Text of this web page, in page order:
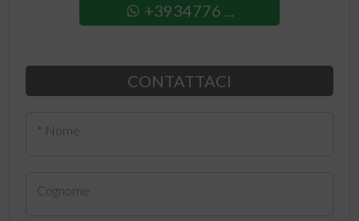
+3934776 ...
CONTATTACI
* Nome
Cognome